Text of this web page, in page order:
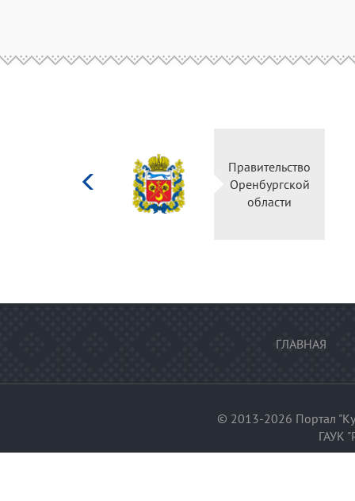
культуры
Российской
Правительство
Оренбургской
области
ГЛАВНАЯ
© 2013-2026 Портал
ГАУК